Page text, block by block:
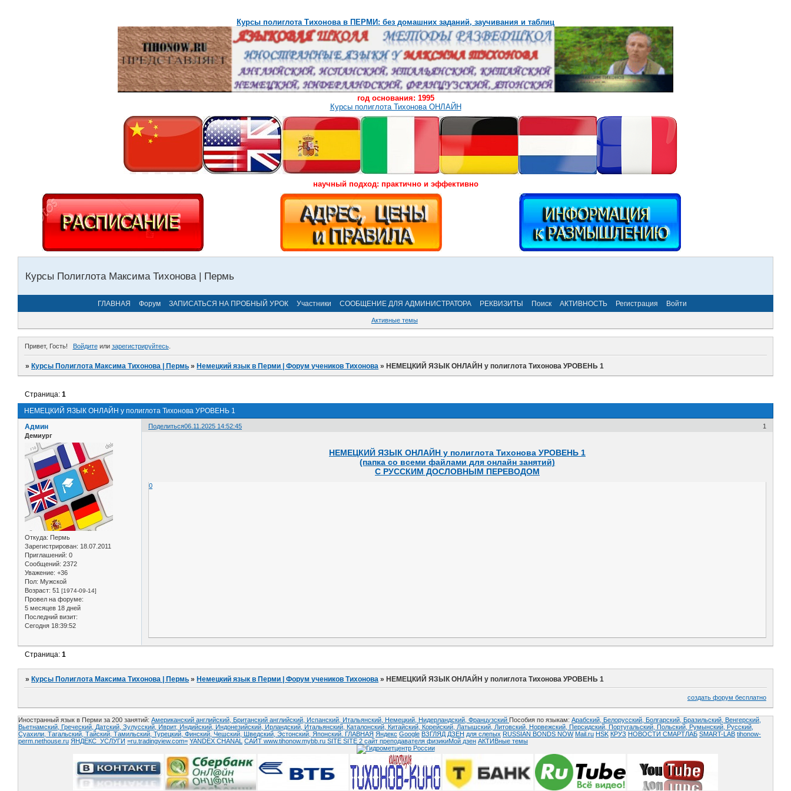
Курсы полиглота Тихонова в ПЕРМИ: без домашних заданий, заучивания и таблиц
год основания: 1995
Курсы полиглота Тихонова ОНЛАЙН
научный подход: практично и эффективно
Курсы Полиглота Максима Тихонова | Пермь
ГЛАВНАЯ Форум ЗАПИСАТЬСЯ НА ПРОБНЫЙ УРОК Участники СООБЩЕНИЕ ДЛЯ АДМИНИСТРАТОРА РЕКВИЗИТЫ Поиск АКТИВНОСТЬ Регистрация Войти
Активные темы
Привет, Гость! Войдитеили зарегистрируйтесь.
»Курсы Полиглота Максима Тихонова | Пермь »Немецкий язык в Перми | Форум учеников Тихонова »НЕМЕЦКИЙ ЯЗЫК ОНЛАЙН у полиглота Тихонова УРОВЕНЬ 1
НЕМЕЦКИЙ ЯЗЫК ОНЛАЙН у полиглота Тихонова УРОВЕНЬ 1
Страница:1
Поделиться 1
06.11.2025 14:52:45
Админ
Демиург
Откуда: Пермь
Зарегистрирован: 18.07.2011
Приглашений: 0
Сообщений: 2372
Уважение: +36
Пол: Мужской
Возраст: 51 [1974-09-14]
Провел на форуме:
5 месяцев 18 дней
Последний визит:
Сегодня 18:39:52
НЕМЕЦКИЙ ЯЗЫК ОНЛАЙН у полиглота Тихонова УРОВЕНЬ 1
(папка со всеми файлами для онлайн занятий)
С РУССКИМ ДОСЛОВНЫМ ПЕРЕВОДОМ
0
Страница:1
»Курсы Полиглота Максима Тихонова | Пермь »Немецкий язык в Перми | Форум учеников Тихонова »НЕМЕЦКИЙ ЯЗЫК ОНЛАЙН у полиглота Тихонова УРОВЕНЬ 1
создать форум бесплатно
Иностранный язык в Перми за 200 занятий: Американский английский, Британский английский, Испанский, Итальянский, Немецкий, Нидерландский, Французский Пособия по языкам: Арабский, Белорусский, Болгарский, Бразильский, Венгерский,
Вьетнамский, Греческий, Датский, Зулусский, Иврит, Индийский, Индонезийский, Ирландский, Итальянский, Каталонский, Китайский, Корейский, Латышский, Литовский, Норвежский, Персидский, Португальский, Польский, Румынский, Русский,
Суахили, Тагальский, Тайский, Тамильский, Турецкий, Финский, Чешский, Шведский, Эстонский, Японский. ГЛАВНАЯ Яндекс Google ВЗГЛЯД ДЗЕН для слепых RUSSIAN BONDS NOW Mail.ru HSK КРУЗ НОВОСТИ СМАРТЛАБ SMART-LAB tihonow-
perm.nethouse.ru ЯНДЕКС_УСЛУГИ =ru.tradingview.com= YANDEX CHANAL САЙТ www.tihonow.mybb.ru SITE SITE 2 сайт преподавателя физикиМой дзен АКТИВные темы